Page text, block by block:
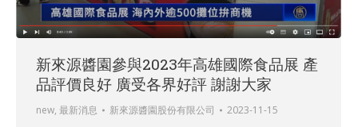
新來源醬園參與2023年高雄國際食品展 產
品評價良好 廣受各界好評 謝謝大家
new, 最新消息 新來源醬園股份有限公司 2023-11-15